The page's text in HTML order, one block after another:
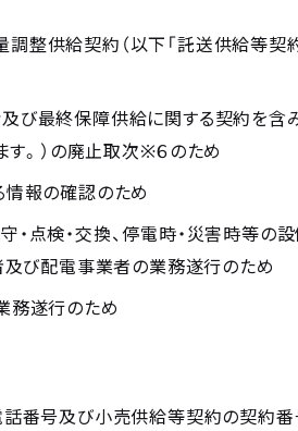
整供給契約（以下「託送供給等契約
び最終保障供給に関する契約を含
す。）の廃止取次※６のため
情報の確認のため
・点検・交換、停電時・災害時等
び配電事業者の業務遂行のため
務遂行のため
話番号及び小売供給等契約の契約